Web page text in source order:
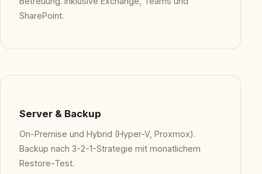
SharePoint.
Server & Backup
On-Premise und Hybrid (Hyper-V, Proxmox).
Backup nach 3-2-1-Strategie mit monatlichem
Restore-Test.